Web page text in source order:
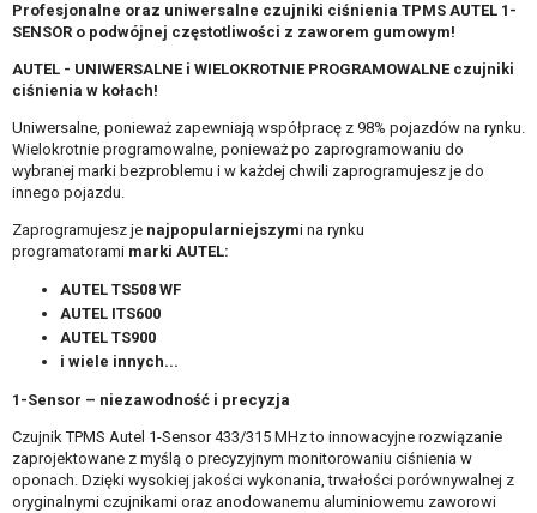
Profesjonalne oraz uniwersalne czujniki ciśnienia TPMS AUTEL 1-
SENSOR o podwójnej częstotliwości z zaworem gumowym!
AUTEL - UNIWERSALNE i WIELOKROTNIE PROGRAMOWALNE czujniki
ciśnienia w kołach!
Uniwersalne, ponieważ zapewniają współpracę z 98% pojazdów na rynku.
Wielokrotnie programowalne, ponieważ po zaprogramowaniu do
wybranej marki bezproblemu i w każdej chwili zaprogramujesz je do
innego pojazdu.
Zaprogramujesz je najpopularniejszymi na rynku
programatorami marki AUTEL:
AUTEL TS508 WF
AUTEL ITS600
AUTEL TS900
i wiele innych...
1-Sensor – niezawodność i precyzja
Czujnik TPMS Autel 1-Sensor 433/315 MHz to innowacyjne rozwiązanie
zaprojektowane z myślą o precyzyjnym monitorowaniu ciśnienia w
oponach. Dzięki wysokiej jakości wykonania, trwałości porównywalnej z
oryginalnymi czujnikami oraz anodowanemu aluminiowemu zaworowi